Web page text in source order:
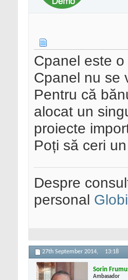
Cpanel este
Cpanel nu se
Pentru că
alocat un
proiecte
Poți să ceri
Despre
personal
27th September 2014, 13:18
Sorin
Ambasador